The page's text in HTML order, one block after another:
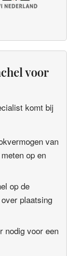
voor
komt bij
van
op en
op de
plaatsing
nodig voor een